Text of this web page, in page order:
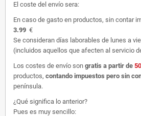
El coste del envío sera:
En caso de gasto en productos, sin contar
3.99 €
Se consideran días laborables de lunes a
(incluidos aquellos que afecten al servicio
Los costes de envío son gratis a partir de 50
productos, contando impuestos pero sin
península.
¿Qué significa lo anterior?
Pues es muy sencillo: